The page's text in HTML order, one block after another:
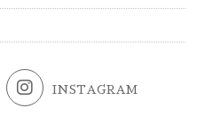
INSTAGRAM